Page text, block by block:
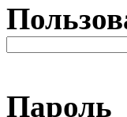
Пароль